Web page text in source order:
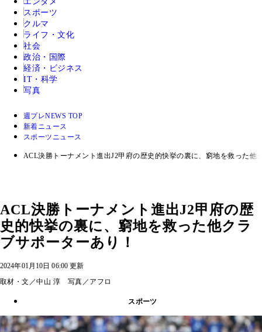
スポーツ
クルマ
ライフ・文化
社会
政治・国際
経済・ビジネス
IT・科学
写真
週プレNEWS TOP
新着ニュース
スポーツニュース
ACL決勝トーナメント進出J2甲府の歴史的快挙の裏に、窮地を救った他
ACL決勝トーナメント進出J2甲府の歴
史的快挙の裏に、窮地を救った他クラ
ブサポーターあり！
2024年01月10日 06:00 更新
取材・文／中山 淳 写真／アフロ
スポーツ